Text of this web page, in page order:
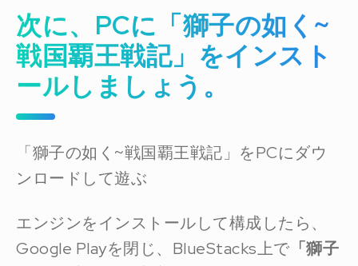
次に、PCに「獅子の如く~
戦国覇王戦記」をインスト
ールしましょう。
「獅子の如く~戦国覇王戦記」をPCにダウ
ンロードして遊ぶ
エンジンをインストールして構成したら、
Google Playを閉じ、BlueStacks上で 「獅子